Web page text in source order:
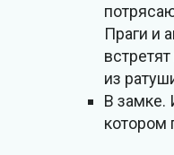
Праги и
из
В замке.
котором